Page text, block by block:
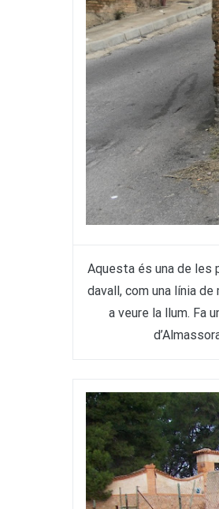
Aquesta és una de les
davall, com una línia
a veure la llum. Fa